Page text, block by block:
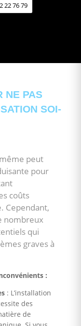
22 76 79
NE PAS
SOI-
peut
pour
coûts
Cependant,
nombreux
qui
graves à
:
: L’installation
des
de